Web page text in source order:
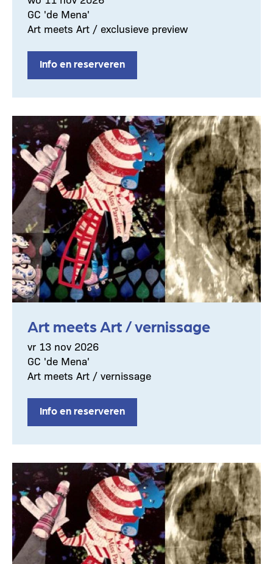
GC 'de Mena'
Art meets Art / exclusieve preview
Info en reserveren
Art meets Art / vernissage
vr 13 nov 2026
GC 'de Mena'
Art meets Art / vernissage
Info en reserveren